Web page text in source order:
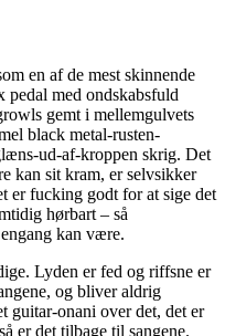
en af de mest skinnende
pedal med ondskabsfuld
gemt i mellemgulvets
black metal-rusten-
ud-af-kroppen skrig. Det
kan sit kram, er selvsikker
er fucking godt for at sige det
hørbart – så
kan være.
Lyden er fed og riffsne er
og bliver aldrig
guitar-onani over det, det er
er det tilbage til sangene.